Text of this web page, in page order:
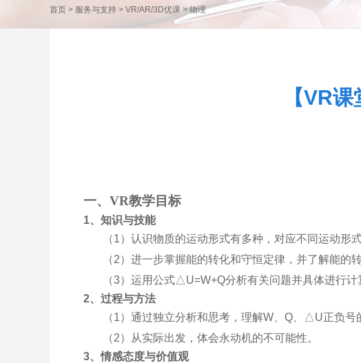
首页 > 服务与支持 > VR/AR/3D优课 >物理
【VR
一、VR教学目标
1、知识与技能
（1）认识物质的运动形式有多种，对应不同运动形
（2）进一步掌握能的转化和守恒定律，并了解能的
（3）运用公式△U=W+Q分析有关问题并具体进行计
2、过程与方法
（1）通过独立分析和思考，理解W Q △U正负号
（2）从实际出发，体会永动机的不可能性。
3、情感态度与价值观